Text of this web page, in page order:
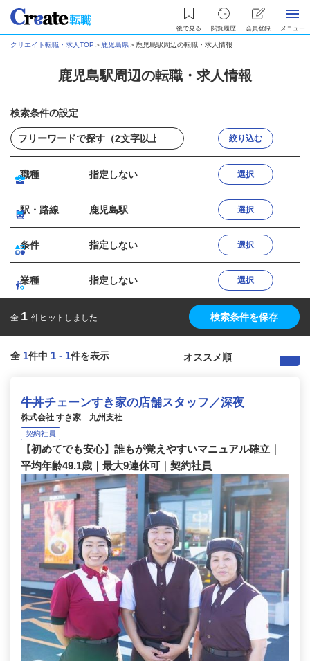
後で見る 閲覧履歴 会員登録 メニュー
クリエイト転職・求人TOP ＞ 鹿児島県＞ 鹿児島駅周辺の転職・求人情報
鹿児島駅周辺の転職・求人情報
検索条件の設定
絞り込む
職種 指定しない 選択
駅・路線 鹿児島駅 選択
条件 指定しない 選択
業種 指定しない 選択
全 1 件ヒットしました 検索条件を保存
全 1件中 1 - 1件を表示
牛丼チェーンすき家の店舗スタッフ／深夜
株式会社 すき家 九州支社
契約社員
【初めてでも安心】誰もが覚えやすいマニュアル確立｜
平均年齢49.1歳｜最大9連休可｜契約社員